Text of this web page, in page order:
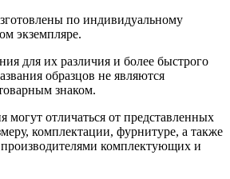
по индивидуальному
экземпляре.
для их различия и более быстрого
образцов не являются
знаком.
могут отличаться от представленных
комплектации, фурнитуре, а также
комплектующих и